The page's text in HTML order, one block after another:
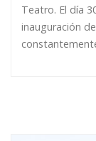
Teatro. El día
inauguración